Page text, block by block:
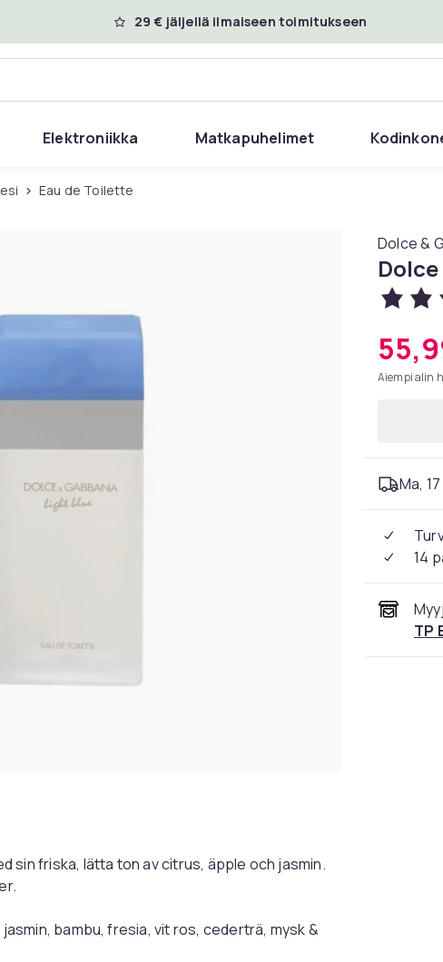
29 € jäljellä ilmaiseen toimitukseen
Elektroniikka Matkapuhelimet
Eau de Toilette
sin friska, lätta ton av citrus, äpple och jasmin.
bambu, fresia, vit ros, cederträ, mysk &
Dolce &
Aiempi alin
Ma,
14
TP